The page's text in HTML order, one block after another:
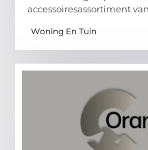
accessoiresassortiment
Woning En Tuin